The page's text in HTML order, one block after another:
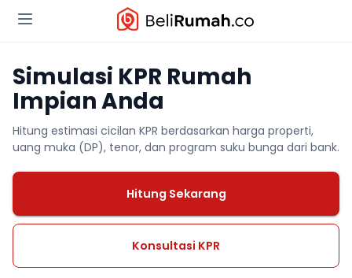
Simulasi KPR Rumah
Impian Anda
Hitung estimasi cicilan KPR berdasarkan harga properti,
uang muka (DP), tenor, dan program suku bunga dari bank.
Hitung Sekarang
Konsultasi KPR